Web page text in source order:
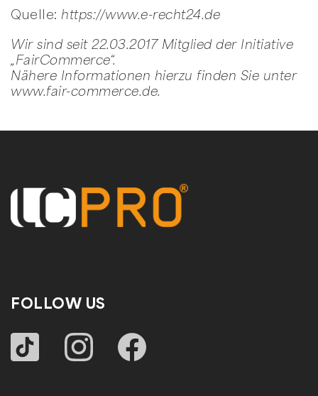
Quelle: https://www.e-recht24.de
Wir sind seit 22.03.2017 Mitglied der Initiative
„FairCommerce“.
Nähere Informationen hierzu finden Sie unter
www.fair-commerce.de.
FOLLOW US